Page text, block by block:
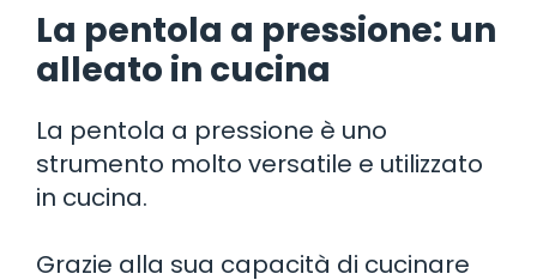
La pentola a pressione: un
alleato in cucina
La pentola a pressione è uno
strumento molto versatile e utilizzato
in cucina.
Grazie alla sua capacità di cucinare